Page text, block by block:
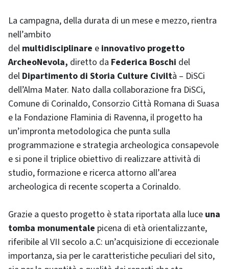
La campagna, della durata di un mese e mezzo, rientra
nell’ambito
del multidisciplinare e innovativo progetto
ArcheoNevola, diretto da Federica Boschi del
del Dipartimento di Storia Culture Civiltà – DiSCi
dell’Alma Mater. Nato dalla collaborazione fra DiSCi,
Comune di Corinaldo, Consorzio Città Romana di Suasa
e la Fondazione Flaminia di Ravenna, il progetto ha
un’impronta metodologica che punta sulla
programmazione e strategia archeologica consapevole
e si pone il triplice obiettivo di realizzare attività di
studio, formazione e ricerca attorno all’area
archeologica di recente scoperta a Corinaldo.
Grazie a questo progetto è stata riportata alla luce una
tomba monumentale picena di età orientalizzante,
riferibile al VII secolo a.C: un’acquisizione di eccezionale
importanza, sia per le caratteristiche peculiari del sito,